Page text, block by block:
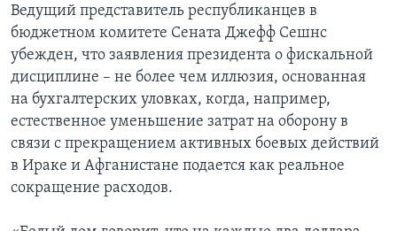
Ведущий представитель республиканцев в
бюджетном комитете Сената Джефф Сешнс
убежден, что заявления президента о фискальной
дисциплине – не более чем иллюзия, основанная
на бухгалтерских уловках, когда, например,
естественное уменьшение затрат на оборону в
связи с прекращением активных боевых действий
в Ираке и Афганистане подается как реальное
сокращение расходов.